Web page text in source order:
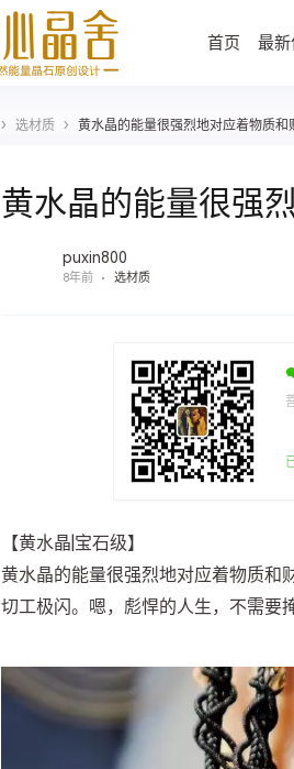
首页 最新
› 选材质 › 黄水晶的能量很强烈地对应着物质和
黄水晶的能量很强
puxin800
8年前 选材质
【黄水晶|宝石级】
黄水晶的能量很强烈地对应着物质和
切工极闪。嗯，彪悍的人生，不需要